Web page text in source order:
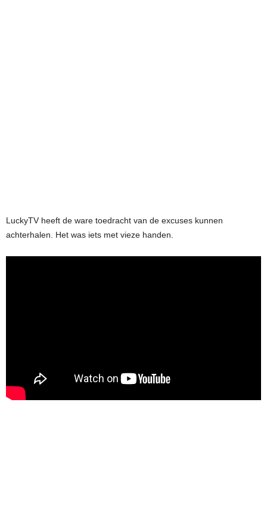
LuckyTV heeft de ware toedracht van de excuses kunnen
achterhalen. Het was iets met vieze handen.